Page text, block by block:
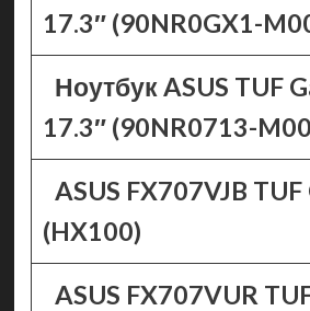
17.3″ (90NR0GX1-
Ноутбук ASUS TUF
17.3″ (90NR0713-
ASUS FX707VJB
(HX100)
ASUS FX707VUR